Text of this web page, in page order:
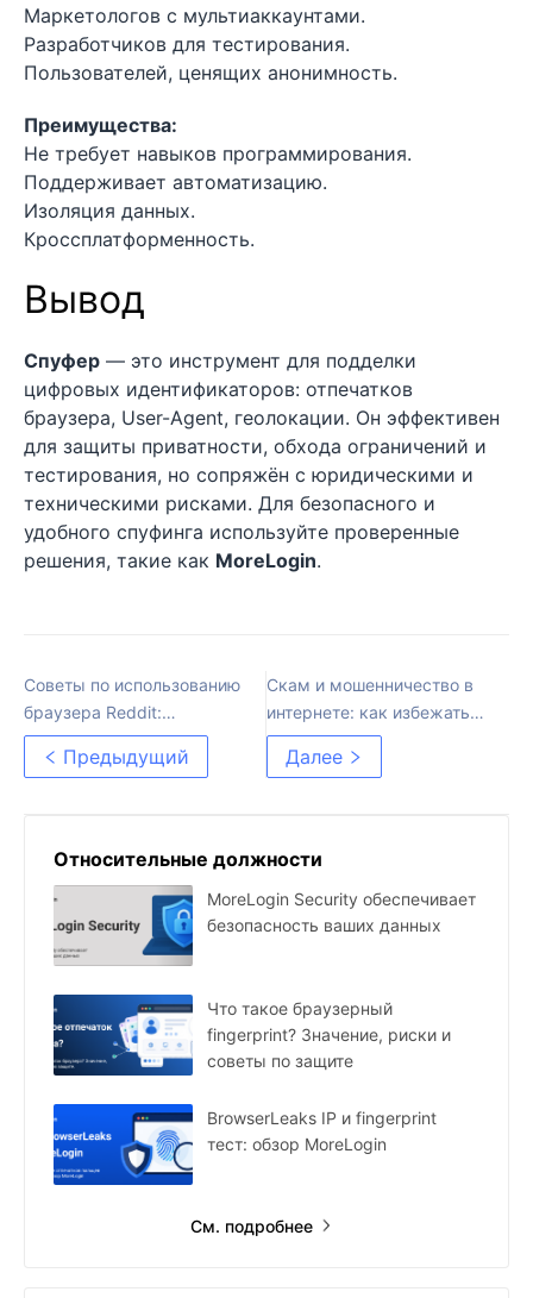
Маркетологов с мультиаккаунтами.
Разработчиков для тестирования.
Пользователей, ценящих анонимность.
Преимущества:
Не требует навыков программирования.
Поддерживает автоматизацию.
Изоляция данных.
Кроссплатформенность.
Вывод
Спуфер — это инструмент для подделки
цифровых идентификаторов: отпечатков
браузера, User-Agent, геолокации. Он эффективен
для защиты приватности, обхода ограничений и
тестирования, но сопряжён с юридическими и
техническими рисками. Для безопасного и
удобного спуфинга используйте проверенные
решения, такие как MoreLogin.
Советы по использованию
браузера Reddit:
Оптимизация вашего
опытаПредыдущий
Скам и мошенничество в
интернете: как избежать
обмана в арбитраже
трафика
Далее
Относительные должности
MoreLogin Security обеспечивает
безопасность ваших данных
Что такое браузерный
fingerprint? Значение, риски и
советы по защите
BrowserLeaks IP и fingerprint
тест: обзор MoreLogin
См. подробнее